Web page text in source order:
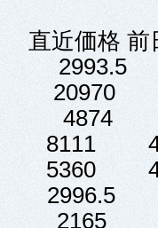
格 前日
HD
20970
4874
41
40
2996.5
2165